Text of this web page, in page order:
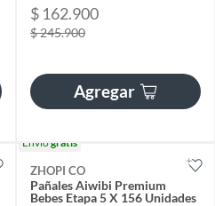
$ 162.900
$ 245.900
Agregar
Envíogratis
ZHOPI CO
Pañales Aiwibi Premium
Bebes Etapa 5 X 156 Unidades